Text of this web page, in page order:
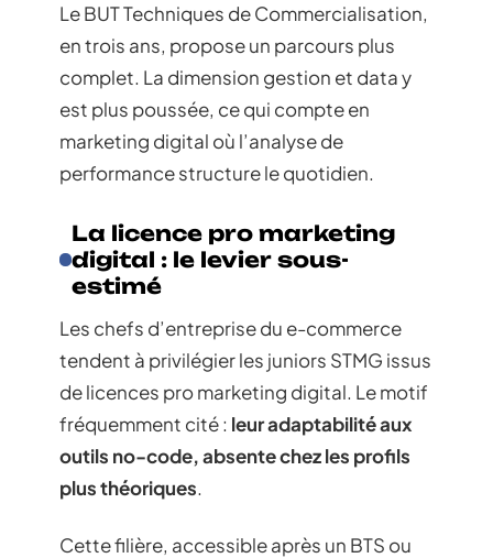
Le BUT Techniques de Commercialisation,
en trois ans, propose un parcours plus
complet. La dimension gestion et data y
est plus poussée, ce qui compte en
marketing digital où l’analyse de
performance structure le quotidien.
La licence pro marketing
digital : le levier sous-
estimé
Les chefs d’entreprise du e-commerce
tendent à privilégier les juniors STMG issus
de licences pro marketing digital. Le motif
fréquemment cité : leur adaptabilité aux
outils no-code, absente chez les profils
plus théoriques.
Cette filière, accessible après un BTS ou